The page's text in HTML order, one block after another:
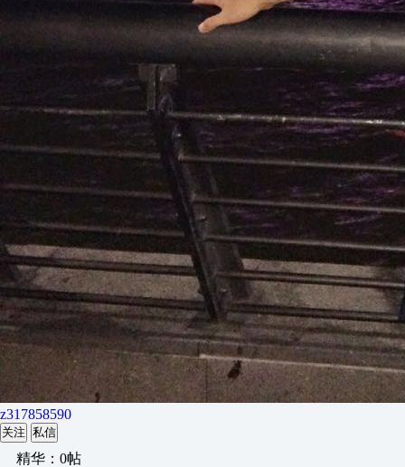
z317858590
关注 私信
精华：0帖